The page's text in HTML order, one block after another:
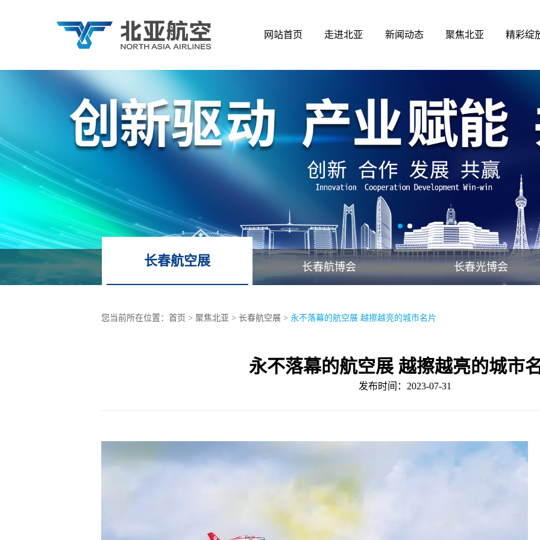
网站首页 走进北亚 新闻动态 聚焦北亚 精彩绽
长春航空展 长春航博会 长春光博会
您当前所在位置： 首页 > 聚焦北亚 > 长春航空展 > 永不落幕的航空展 越擦越亮的城市名片
永不落幕的航空展 越擦越亮的城市
发布时间：2023-07-31